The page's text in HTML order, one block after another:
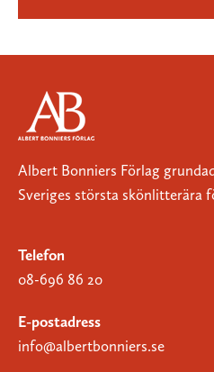
Albert Bonniers Förlag
Sveriges största skönlitterära
Telefon
08-696 86 20
E-postadress
info@albertbonniers.se